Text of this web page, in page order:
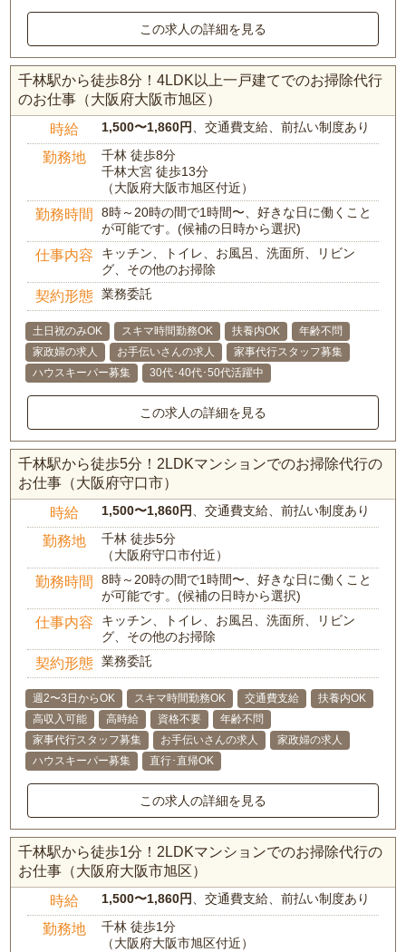
この求人の詳細を見る
千林駅から徒歩8分！4LDK以上一戸建てでのお掃除代行
のお仕事（大阪府大阪市旭区）
時給 1,500〜1,860円、交通費支給、前払い制度あり
勤務地
千林 徒歩8分
千林大宮 徒歩13分
（大阪府大阪市旭区付近）
勤務時間
8時～20時の間で1時間〜、好きな日に働くこと
が可能です。(候補の日時から選択)
仕事内容
キッチン、トイレ、お風呂、洗面所、リビン
グ、その他のお掃除
契約形態 業務委託
土日祝のみOK スキマ時間勤務OK 扶養内OK
年齢不問
家政婦の求人
お手伝いさんの求人
家事代行スタッフ募集
ハウスキーパー募集
30代･40代･50代活躍中
この求人の詳細を見る
千林駅から徒歩5分！2LDKマンションでのお掃除代行の
お仕事（大阪府守口市）
時給 1,500〜1,860円、交通費支給、前払い制度あり
勤務地
千林 徒歩5分
（大阪府守口市付近）
勤務時間
8時～20時の間で1時間〜、好きな日に働くこと
が可能です。(候補の日時から選択)
仕事内容
キッチン、トイレ、お風呂、洗面所、リビン
グ、その他のお掃除
契約形態 業務委託
週2〜3日からOK スキマ時間勤務OK 交通費支給
扶養内OK
高収入可能
高時給 資格不要
年齢不問
家事代行スタッフ募集
お手伝いさんの求人
家政婦の求人
ハウスキーパー募集
直行･直帰OK
この求人の詳細を見る
千林駅から徒歩1分！2LDKマンションでのお掃除代行の
お仕事（大阪府大阪市旭区）
時給 1,500〜1,860円、交通費支給、前払い制度あり
勤務地
千林 徒歩1分
（大阪府大阪市旭区付近）